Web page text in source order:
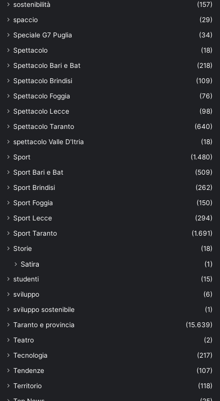
sostenibilità
(157)
spaccio
(29)
Speciale G7 Puglia
(34)
Spettacolo
(18)
Spettacolo Bari e Bat
(218)
Spettacolo Brindisi
(109)
Spettacolo Foggia
(76)
Spettacolo Lecce
(98)
Spettacolo Taranto
(640)
spettacolo Valle D'Itria
(18)
Sport
(1.480)
Sport Bari e Bat
(509)
Sport Brindisi
(262)
Sport Foggia
(150)
Sport Lecce
(294)
Sport Taranto
(1.691)
Storie
(18)
Satira (1)
studenti
(15)
sviluppo
(6)
sviluppo sostenibile
(1)
Taranto e provincia
(15.639)
Teatro
(2)
Tecnologia
(217)
Tendenze
(107)
Territorio
(118)